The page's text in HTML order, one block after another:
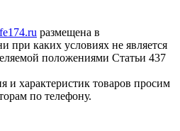
размещена в
при каких условиях не является
положениями Статьи 437
и характеристик товаров просим
по телефону.